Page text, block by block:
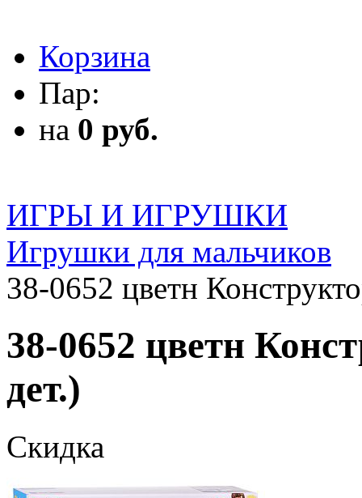
Корзина
Пар:
на 0 руб.
ИГРЫ И ИГРУШКИ
Игрушки для мальчиков
38-0652 цветн
38-0652 цветн
дет.)
Скидка